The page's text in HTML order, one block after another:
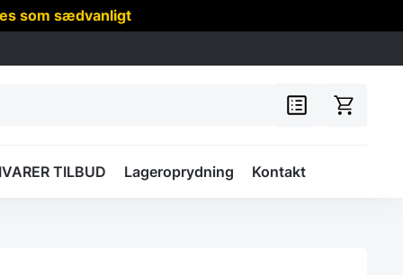
som sædvanligt
TILBUD Lageroprydning Kontakt